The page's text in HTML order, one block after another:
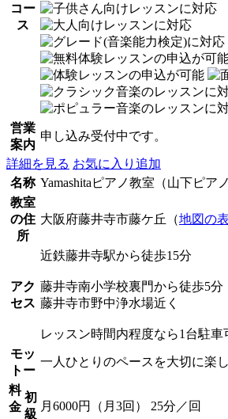
コー
ス
営業
案内
申し込み受付中です。
詳細を見る お気に入り追加
名称 Yamashitaピアノ教室（山下ピア
教室
の住
所
大阪府藤井寺市藤ケ丘（地図の
アク
セス
近鉄藤井寺駅から徒歩15分
藤井寺南小学校裏門から徒歩5分
藤井寺市野中浄水場近く
レッスン時間内程度なら1台駐車
モッ
トー
一人ひとりのペースを大切に楽
料
金
初
級
月6000円（月3回） 25分／回